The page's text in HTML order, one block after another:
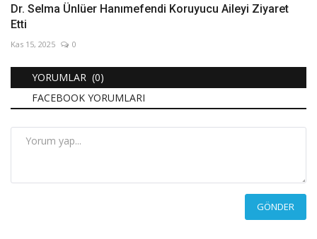
Dr. Selma Ünlüer Hanımefendi Koruyucu Aileyi Ziyaret
Etti
Kas 15, 2025 0
YORUMLAR (0)
FACEBOOK YORUMLARI
GÖNDER